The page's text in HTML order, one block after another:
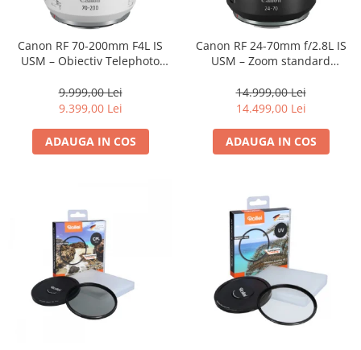
Parasolare
Teleconvertoare
Adaptoare montura / baioneta
Capace obiectiv si camera
Inele Macro
Filtre foto
Filtre White Balance
Accesorii filtre
Convertoare pe filet foto video
Inele reductii obiective
Curatare si intretinere
Blitz-uri externe
Canon RF 70-200mm F4L IS
USM – Obiectiv Telephoto
9.999,00 Lei
9.399,00 Lei
ADAUGA IN COS
Canon RF 24-70mm f/2.8L IS
USM – Zoom standard
14.999,00 Lei
14.499,00 Lei
ADAUGA IN COS